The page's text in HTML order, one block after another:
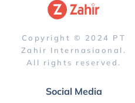
Copyright © 2024 PT
Zahir Internasiaonal.
All rights reserved.
Social Media